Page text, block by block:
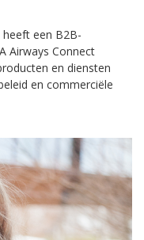
heeft een B2B-
Airways Connect
en diensten
en commerciële